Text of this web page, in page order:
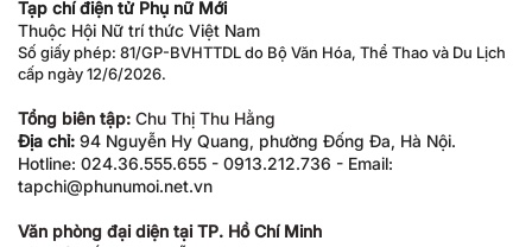
Tạp chí điện tử Phụ nữ Mới
Thuộc Hội Nữ trí thức Việt Nam
Số giấy phép: 81/GP-BVHTTDL do Bộ Văn Hóa, Thể Thao và Du Lịch
cấp ngày 12/6/2026.
Tổng biên tập: Chu Thị Thu Hằng
Địa chỉ: 94 Nguyễn Hy Quang, phường Đống Đa, Hà Nội.
Hotline: 024.36.555.655 - 0913.212.736 - Email:
tapchi@phunumoi.net.vn
Văn phòng đại diện tại TP. Hồ Chí Minh